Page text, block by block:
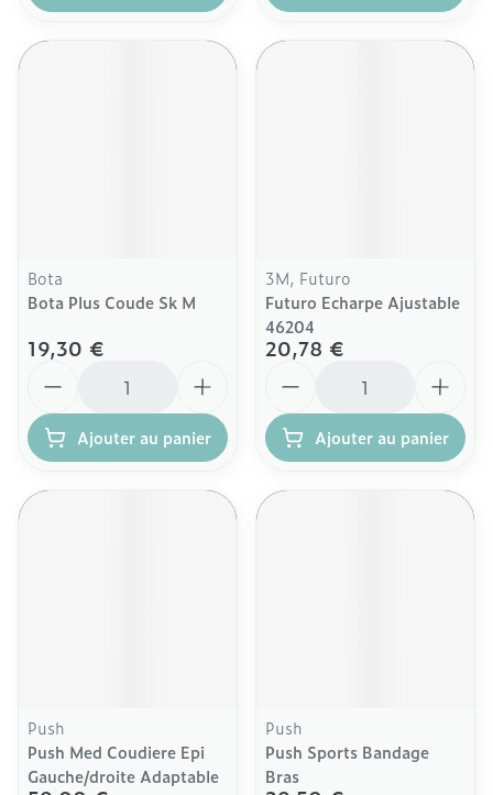
Bota
Bota Plus Coude Sk M
19,30 €
Ajouter au panier
3M, Futuro
Futuro Echarpe Ajustable
46204
20,78 €
Ajouter au panier
Push
Push Med Coudiere Epi
Gauche/droite Adaptable
Push
Push Sports Bandage
Bras